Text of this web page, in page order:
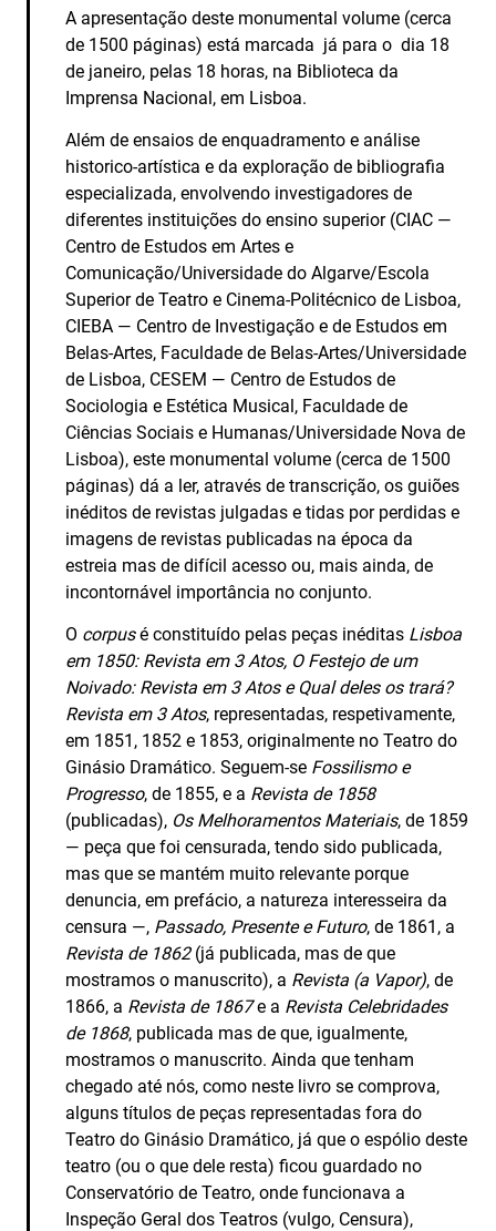
A apresentação deste monumental volume (cerca
de 1500 páginas) está marcada já para o dia 18
de janeiro, pelas 18 horas, na Biblioteca da
Imprensa Nacional, em Lisboa.
Além de ensaios de enquadramento e análise
historico-artística e da exploração de bibliografia
especializada, envolvendo investigadores de
diferentes instituições do ensino superior (CIAC —
Centro de Estudos em Artes e
Comunicação/Universidade do Algarve/Escola
Superior de Teatro e Cinema-Politécnico de Lisboa,
CIEBA — Centro de Investigação e de Estudos em
Belas-Artes, Faculdade de Belas-Artes/Universidade
de Lisboa, CESEM — Centro de Estudos de
Sociologia e Estética Musical, Faculdade de
Ciências Sociais e Humanas/Universidade Nova de
Lisboa), este monumental volume (cerca de 1500
páginas) dá a ler, através de transcrição, os guiões
inéditos de revistas julgadas e tidas por perdidas e
imagens de revistas publicadas na época da
estreia mas de difícil acesso ou, mais ainda, de
incontornável importância no conjunto.
O corpusé constituído pelas peças inéditas Lisboa
em 1850: Revista em 3 Atos, O Festejo de um
Noivado: Revista em 3 Atos e Qual deles os trará?
Revista em 3 Atos, representadas, respetivamente,
em 1851, 1852 e 1853, originalmente no Teatro do
Ginásio Dramático. Seguem-se Fossilismo e
Progresso, de 1855, e a Revista de 1858
(publicadas), Os Melhoramentos Materiais, de 1859
— peça que foi censurada, tendo sido publicada,
mas que se mantém muito relevante porque
denuncia, em prefácio, a natureza interesseira da
censura —, Passado, Presente e Futuro, de 1861, a
Revista de 1862(já publicada, mas de que
mostramos o manuscrito), a Revista (a Vapor), de
1866, a Revista de 1867e a Revista Celebridades
de 1868, publicada mas de que, igualmente,
mostramos o manuscrito. Ainda que tenham
chegado até nós, como neste livro se comprova,
alguns títulos de peças representadas fora do
Teatro do Ginásio Dramático, já que o espólio deste
teatro (ou o que dele resta) ficou guardado no
Conservatório de Teatro, onde funcionava a
Inspeção Geral dos Teatros (vulgo, Censura),